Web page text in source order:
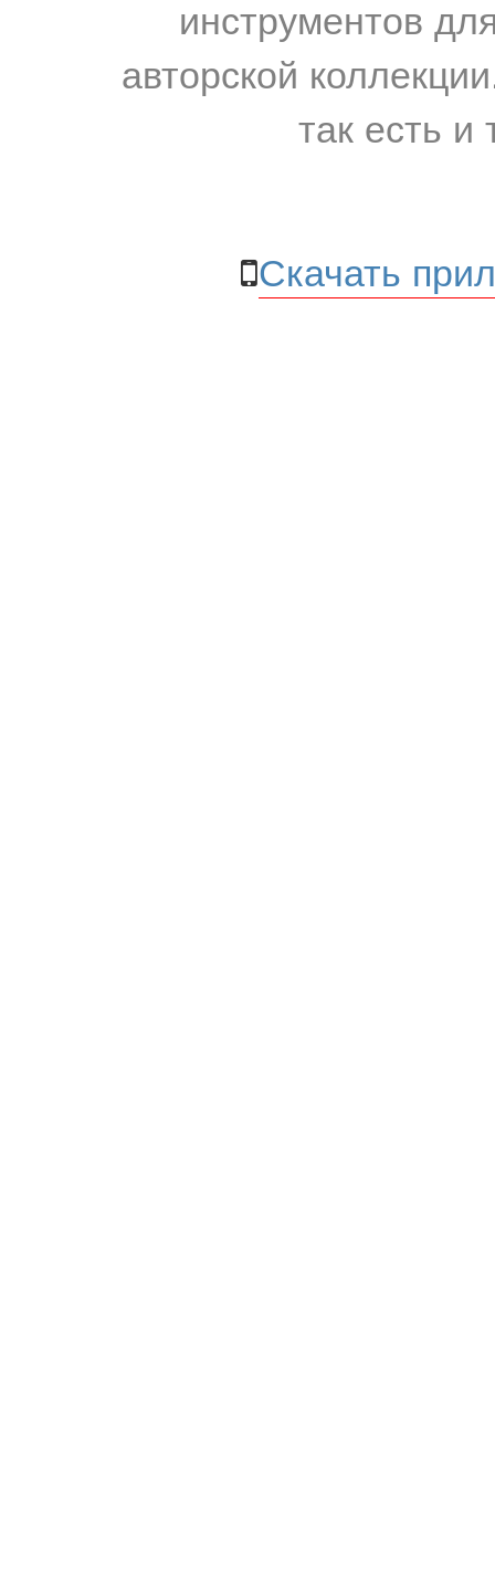
инструментов
авторской
так есть и
Скачать